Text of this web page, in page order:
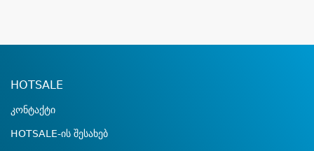
HOTSALE
კონტაქტი
HOTSALE-ის შესახებ